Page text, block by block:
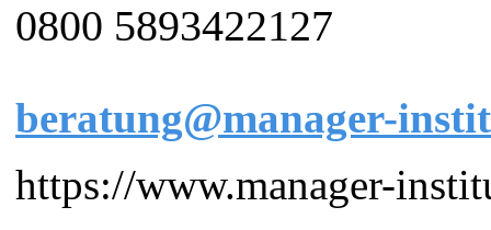
0800 5893422127
beratung@manager-
https://www.manager-